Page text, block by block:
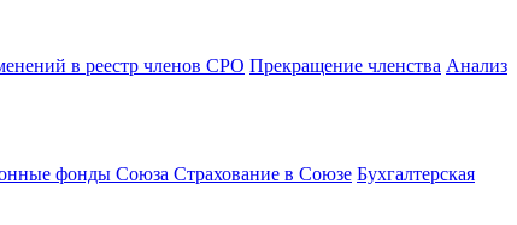
в реестр членов СРО Прекращение членства Анализ
фонды Союза Страхование в Союзе Бухгалтерская